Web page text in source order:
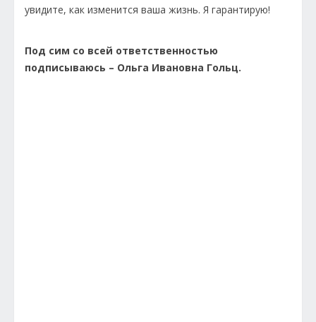
увидите, как изменится ваша жизнь. Я гарантирую!
Под сим со всей ответственностью
подписываюсь – Ольга Ивановна Гольц.